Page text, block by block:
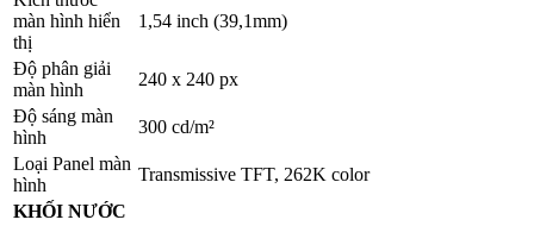
màn hình hiển
thị
1,54 inch (39,1mm)
Độ phân giải
màn hình
240 x 240 px
Độ sáng màn
hình
300 cd/m²
Loại Panel màn
hình
Transmissive TFT, 262K color
KHỐI NƯỚC